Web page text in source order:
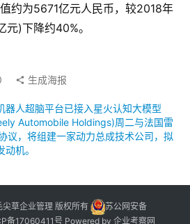
约为5671亿元人民币，较2018年
)下降约40%。
生成海报
器人超脑平台已接入星火认知大模型
Automobile Holdings)周二与法国雷
议，将组建一家动力总成技术公司，拟
机。
草企业管理 版权所有
苏公网安备
备17060411号 Powered by 企业考察网